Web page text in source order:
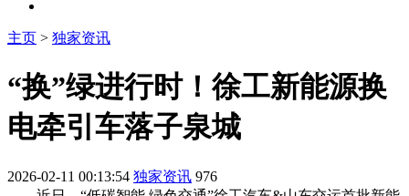
主页 > 独家资讯
“换”绿进行时！徐工新能源换
电牵引车落子泉城
2026-02-11 00:13:54 独家资讯 976